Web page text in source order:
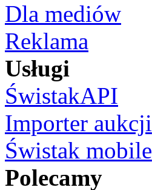
Dla mediów
Reklama
Usługi
ŚwistakAPI
Importer aukcji
Świstak mobile
Polecamy